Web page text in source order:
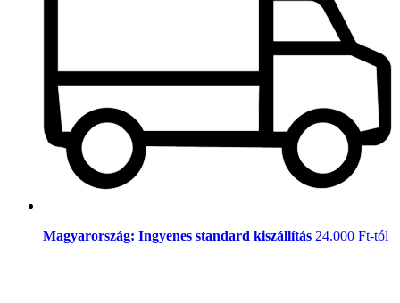
Magyarország: Ingyenes standard kiszállítás 24.000 Ft-tól